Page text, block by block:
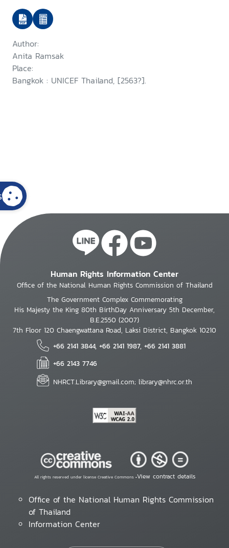
Article 22 of the Convention on
the Rights of the Child in
relation to refugee and asylum-
seeking children
Author:
Anita Ramsak
Place:
Bangkok : UNICEF Thailand, [2563?].
Human Rights Information Center
Office of the National Human Rights Commission of Thailand
The Government Complex Commemorating
His Majesty the King 80th BirthDay Anniversary 5th December,
B.E.2550 (2007)
7th Floor 120 Chaengwattana Road, Laksi District, Bangkok 10210
+66 2141 3844, +66 2141 1987, +66 2141 3881
+66 2143 7746
NHRCT.Library@gmail.com; library@nhrc.or.th
All rights reserved under license Creative Commons •View contract details
Office of the National Human Rights Commission
of Thailand
Information Center